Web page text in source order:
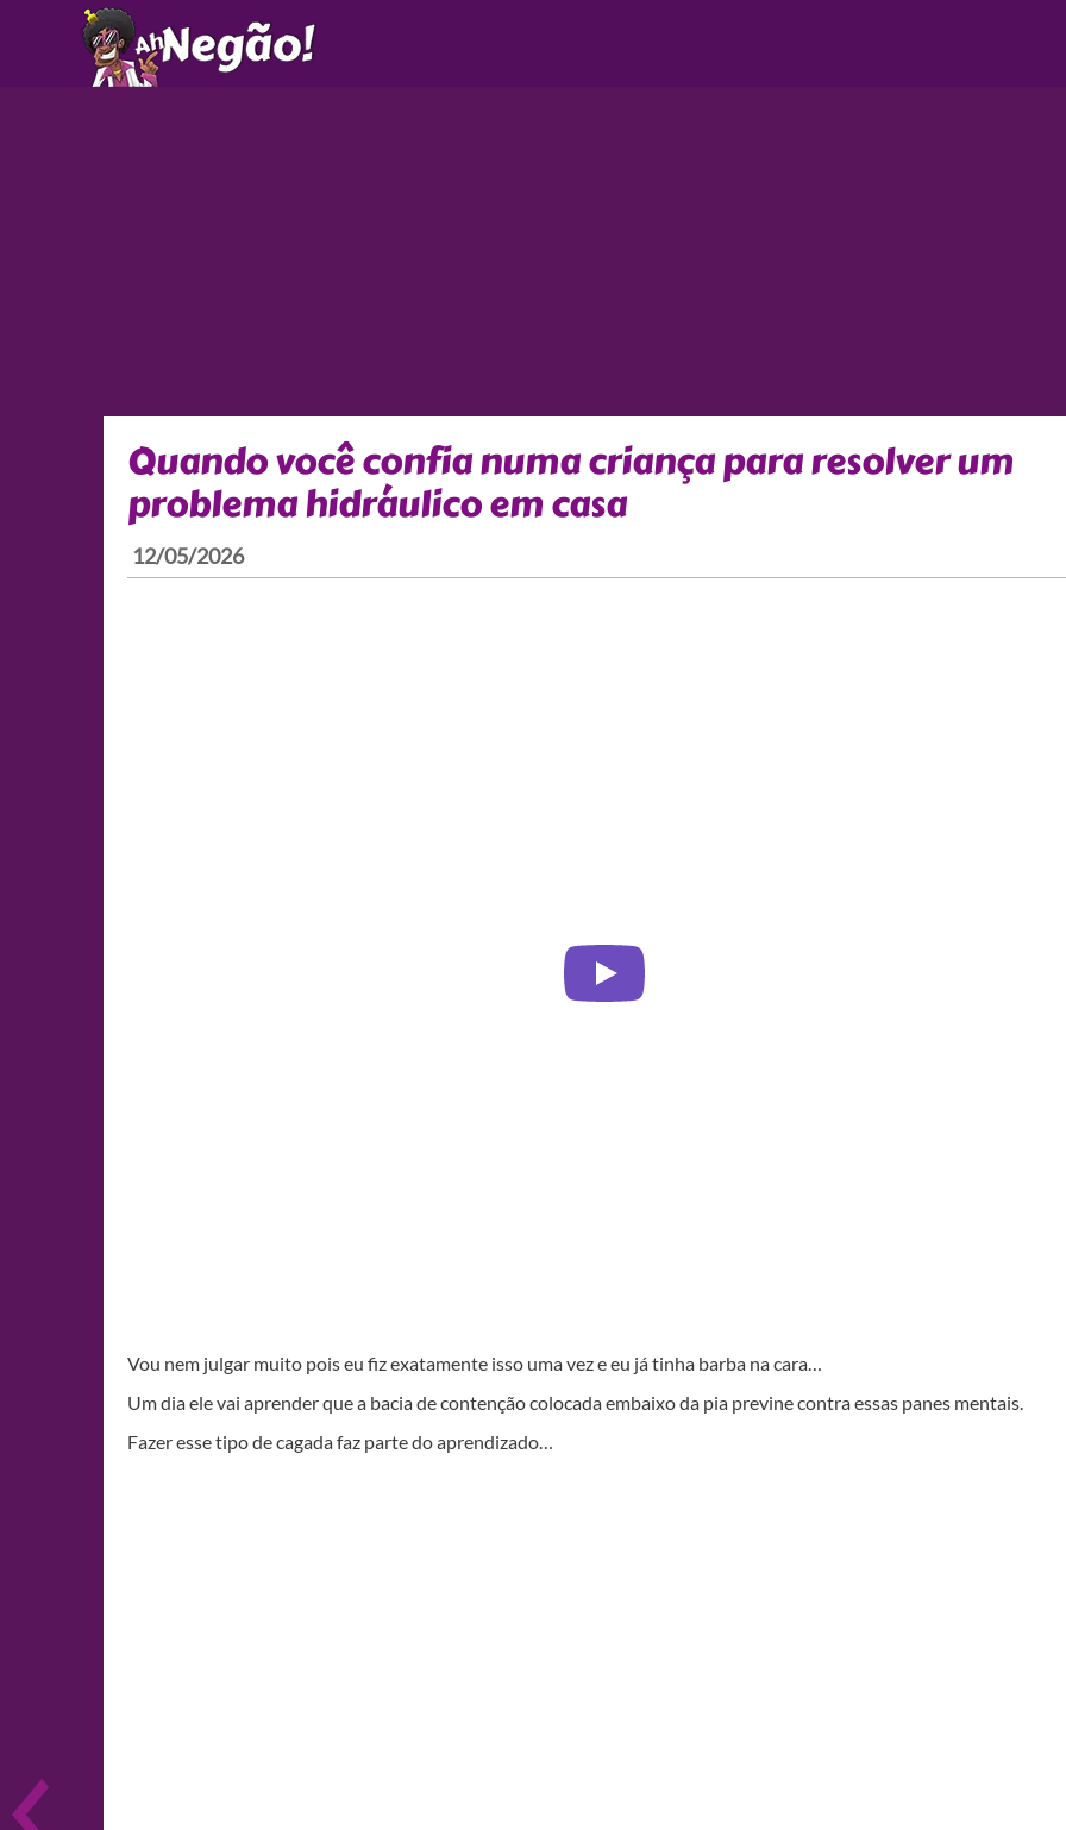
Quando você confia numa criança para resolver um
problema hidráulico em casa
12/05/2026
Vou nem julgar muito pois eu fiz exatamente isso uma vez e eu já tinha barba na cara…
Um dia ele vai aprender que a bacia de contenção colocada embaixo da pia previne contra essas panes mentais.
Fazer esse tipo de cagada faz parte do aprendizado…